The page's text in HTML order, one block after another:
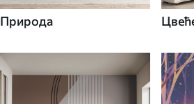
Природа